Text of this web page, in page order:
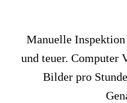
Manuelle
und teuer. Computer
Bilder pro